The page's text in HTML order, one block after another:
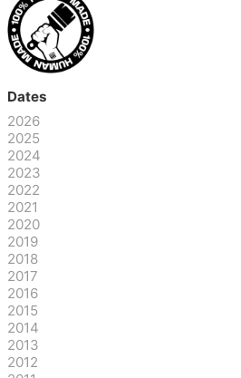
Dates
2026
2025
2024
2023
2022
2021
2020
2019
2018
2017
2016
2015
2014
2013
2012